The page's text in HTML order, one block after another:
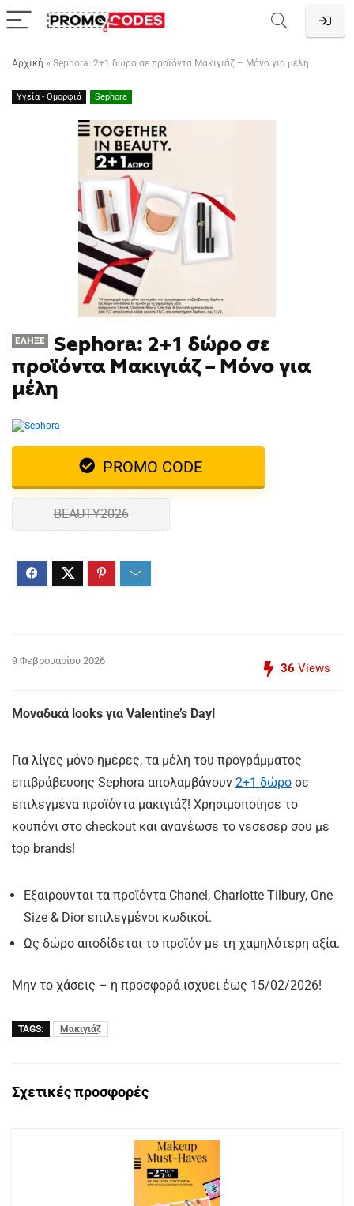
Αρχική » Sephora: 2+1 δώρο σε προϊόντα Μακιγιάζ – Μόνο για μέλη
Υγεία - Ομορφιά Sephora
ΈΛΗΞΕ
Sephora: 2+1 δώρο σε
προϊόντα Μακιγιάζ – Μόνο για
μέλη
PROMO CODE
BEAUTY2026
9 Φεβρουαρίου 2026
36 Views
Μοναδικά looks για Valentine’s Day!
Για λίγες μόνο ημέρες, τα μέλη του προγράμματος
επιβράβευσης Sephora απολαμβάνουν 2+1 δώρο σε
επιλεγμένα προϊόντα μακιγιάζ! Χρησιμοποίησε το
κουπόνι στο checkout και ανανέωσε το νεσεσέρ σου με
top brands!
Εξαιρούνται τα προϊόντα Chanel, Charlotte Tilbury, One
Size & Dior επιλεγμένοι κωδικοί.
Ως δώρο αποδίδεται το προϊόν με τη χαμηλότερη αξία.
Μην το χάσεις – η προσφορά ισχύει έως 15/02/2026!
TAGS: Μακιγιάζ
Σχετικές προσφορές